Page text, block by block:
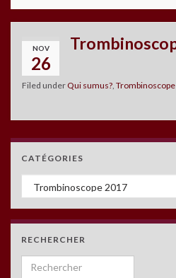
NOV
26
Filed under Qui sumus?
CATÉGORIES
Catégories
RECHERCHER
Search for: